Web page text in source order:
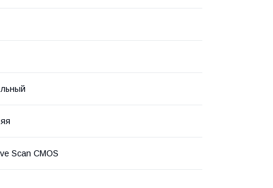
Scan CMOS